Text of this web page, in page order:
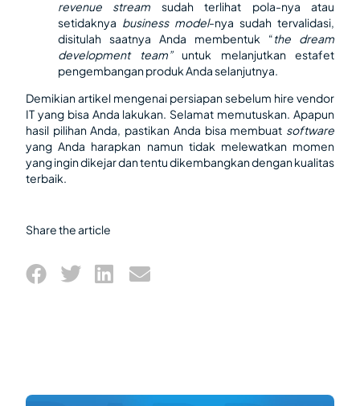
revenue stream sudah terlihat pola-nya atau
setidaknya business model-nya sudah tervalidasi,
disitulah saatnya Anda membentuk “the dream
development team” untuk melanjutkan estafet
pengembangan produk Anda selanjutnya.
Demikian artikel mengenai persiapan sebelum hire vendor
IT yang bisa Anda lakukan. Selamat memutuskan. Apapun
hasil pilihan Anda, pastikan Anda bisa membuat software
yang Anda harapkan namun tidak melewatkan momen
yang ingin dikejar dan tentu dikembangkan dengan kualitas
terbaik.
Share the article